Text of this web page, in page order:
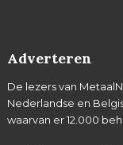
Adverteren
De lezers van
Nederlandse en
waarvan er 12.000